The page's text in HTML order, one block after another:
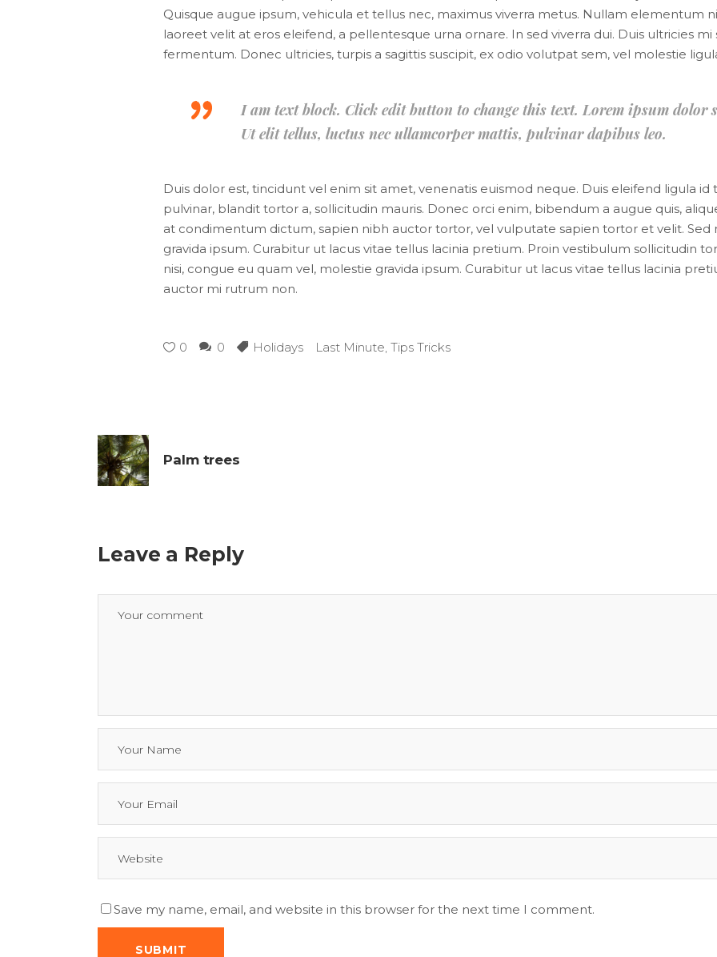
Quisque augue ipsum, vehicula et tellus nec, maximus viverra metus. Nullam elementum
laoreet velit at eros eleifend, a pellentesque urna ornare. In sed viverra dui. Duis ultricies
fermentum. Donec ultricies, turpis a sagittis suscipit, ex odio volutpat sem, vel molestie
I am text block. Click edit button to change this text. Lorem ipsum dolor
Ut elit tellus, luctus nec ullamcorper mattis, pulvinar dapibus leo.
Duis dolor est, tincidunt vel enim sit amet, venenatis euismod neque. Duis eleifend ligula
pulvinar, blandit tortor a, sollicitudin mauris. Donec orci enim, bibendum a augue quis,
at condimentum dictum, sapien nibh auctor tortor, vel vulputate sapien tortor et velit. Sed
gravida ipsum. Curabitur ut lacus vitae tellus lacinia pretium. Proin vestibulum sollicitudin
nisi, congue eu quam vel, molestie gravida ipsum. Curabitur ut lacus vitae tellus lacinia
auctor mi rutrum non.
0 0 Holidays Last Minute, Tips Tricks
Palm trees
Leave a Reply
Save my name, email, and website in this browser for the next time I comment.